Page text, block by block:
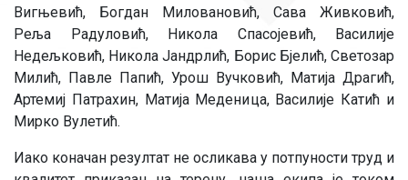
Вигњевић, Богдан Миловановић, Сава Живковић,
Реља Радуловић, Никола Спасојевић, Василије
Недељковић, Никола Јандрлић, Борис Бјелић, Светозар
Милић, Павле Папић, Урош Вучковић, Матија Драгић,
Артемиј Патрахин, Матија Меденица, Василије Катић и
Мирко Вулетић.
Иако коначан резултат не осликава у потпуности труд и